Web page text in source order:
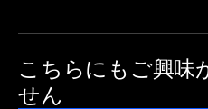
こちらにも ご興味
せん